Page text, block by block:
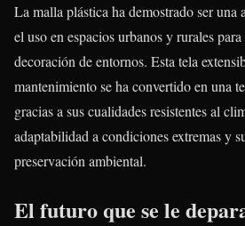
La malla plástica ha demostrado ser una
el uso en espacios urbanos y rurales
decoración de entornos. Esta tela
mantenimiento se ha convertido en una
gracias a sus cualidades resistentes al
adaptabilidad a condiciones extremas y
preservación ambiental.
El futuro que se le